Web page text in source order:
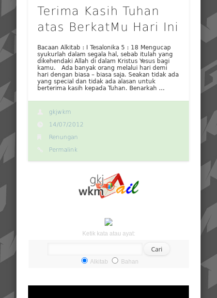
Terima Kasih Tuhan
atas BerkatMu Hari Ini
Bacaan Alkitab : I Tesalonika 5 : 18 Mengucap
syukurlah dalam segala hal, sebab itulah yang
dikehendaki Allah di dalam Kristus Yesus bagi
kamu. Ada banyak orang melalui hari demi
hari dengan biasa – biasa saja. Seakan tidak ada
yang special dan tidak ada alasan untuk
berterima kasih kepada Tuhan. Benarkah …
gkjwkm
14/07/2012
Renungan
Permalink
Ketik kata atau ayat:
Alkitab Bahan